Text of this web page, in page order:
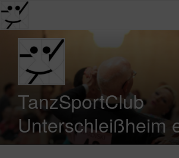
TanzSportClub
Unterschleißheim